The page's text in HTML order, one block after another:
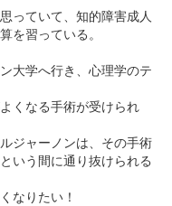
っていて、知的障害成人
を習っている。
大学へ行き、心理学のテ
くなる手術が受けられ
ジャーノンは、その手術
いう間に通り抜けられる
なりたい！